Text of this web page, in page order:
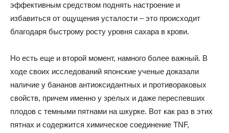
эффективным средством поднять настроение и
избавиться от ощущения усталости – это происходит
благодаря быстрому росту уровня сахара в крови.
Но есть еще и второй момент, намного более важный. В
ходе своих исследований японские ученые доказали
наличие у бананов антиоксидантных и противораковых
свойств, причем именно у зрелых и даже переспевших
плодов с темными пятнами на шкурке. Вот как раз в этих
пятнах и содержится химическое соединение TNF,